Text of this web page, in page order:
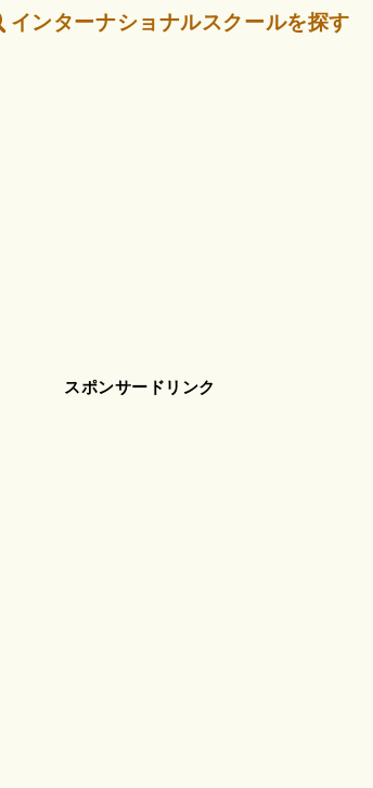
インターナショナルスクールを探す
スポンサードリンク